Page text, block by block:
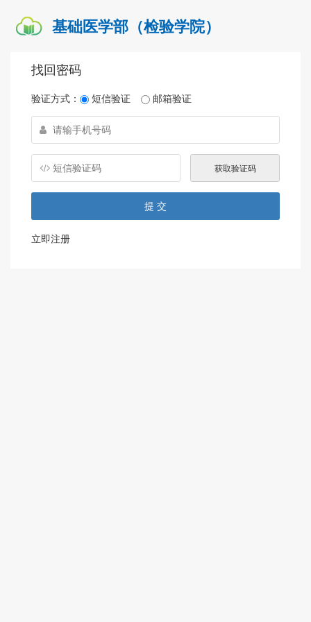
基础医学部（检验学院）
找回密码
验证方式： 短信验证 邮箱验证
立即注册